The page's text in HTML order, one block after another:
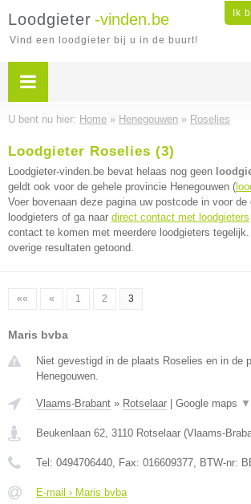
Ik
Loodgieter -vinden.be
Vind een loodgieter bij u in de buurt!
U bent nu hier: Home » Henegouwen » Roselies
Loodgieter Roselies (3)
Loodgieter-vinden.be bevat helaas nog geen
geldt ook voor de gehele provincie Henegouwen (
Voer bovenaan deze pagina uw postcode in voor
loodgieters of ga naar direct contact met loodgieters
contact te komen met meerdere loodgieters
overige resultaten getoond.
«« « 1 2 3
Maris bvba
Niet gevestigd in de plaats Roselies en in de
Henegouwen.
Vlaams-Brabant » Rotselaar Google maps ▼
Beukenlaan 62, 3110 Rotselaar (Vlaams-
Tel: 0494706440, Fax: 016609377, BTW-nr:
E-mail › Maris bvba